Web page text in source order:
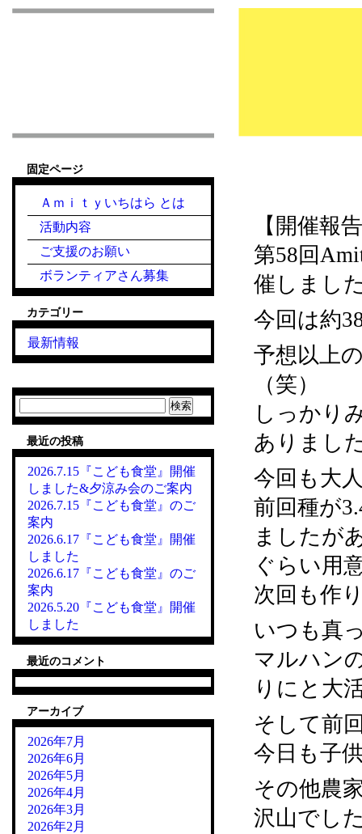
【開催報
第58回
催しまし
今回は約
予想以上
（笑）
しっかり
ありまし
今回も大
前回種が
ましたが
ぐらい用
次回も作
いつも真
マルハン
りにと大
そして前
今日も子
その他農
沢山でし
固定ページ
Ａｍｉｔｙいちはら とは
活動内容
ご支援のお願い
ボランティアさん募集
カテゴリー
最新情報
索:
最近の投稿
2026.7.15『こども食堂』開催
しました&夕涼み会のご案内
2026.7.15『こども食堂』のご
案内
2026.6.17『こども食堂』開催
しました
2026.6.17『こども食堂』のご
案内
2026.5.20『こども食堂』開催
しました
最近のコメント
アーカイブ
2026年7月
2026年6月
2026年5月
2026年4月
2026年3月
2026年2月